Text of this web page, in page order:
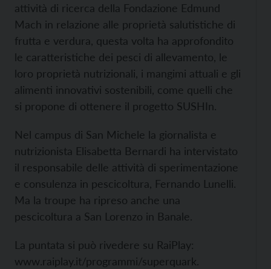
attività di ricerca della Fondazione Edmund
Mach in relazione alle proprietà salutistiche di
frutta e verdura, questa volta ha approfondito
le caratteristiche dei pesci di allevamento, le
loro proprietà nutrizionali, i mangimi attuali e gli
alimenti innovativi sostenibili, come quelli che
si propone di ottenere il progetto SUSHIn.
Nel campus di San Michele la giornalista e
nutrizionista Elisabetta Bernardi ha intervistato
il responsabile delle attività di sperimentazione
e consulenza in pescicoltura, Fernando Lunelli.
Ma la troupe ha ripreso anche una
pescicoltura a San Lorenzo in Banale.
La puntata si può rivedere su RaiPlay:
www.raiplay.it/programmi/superquark.